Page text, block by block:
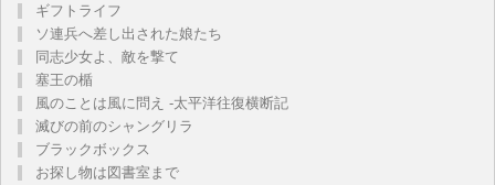
ギフトライフ
ソ連兵へ差し出された娘たち
同志少女よ、敵を撃て
塞王の楯
風のことは風に問え -太平洋往復横断記
滅びの前のシャングリラ
ブラックボックス
お探し物は図書室まで